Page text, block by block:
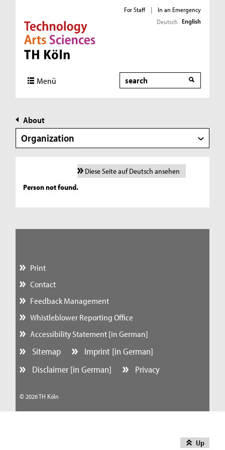
Direkt zur Hauptnavigation
Direkt zur Subnavigation
Direkt zum Inhalt
Direkt zum Fußbereich
For Staff |
In an Emergency
Deutsch English
Menü Search
About
Organization
Diese Seite auf Deutsch ansehen
Person not found.
Up
Print
Contact
Feedback Management
Whistleblower Reporting Office
Accessibility Statement [in German]
Sitemap
Imprint [in German]
Disclaimer [in German]
Privacy
© 2026 TH Köln